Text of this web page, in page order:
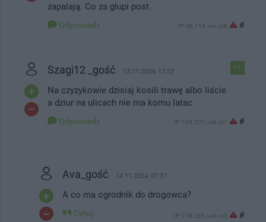
zapalają. Co za glupi post.
Odpowiedz IP: 46.113.xxx.xx6 #
+1
Szagi12 _gość 13.11.2024, 17:22
Na czyzykowie dzisiaj kosili trawę albo liście
a dziur na ulicach nie ma komu latac
Odpowiedz IP: 109.207.xx4.xx1 #
Ava_gość 14.11.2024, 07:37
A co ma ogrodnik do drogowca?
Cytuj IP: 178.235.xx9.xx0 #